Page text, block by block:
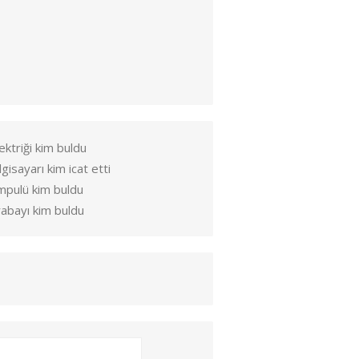
kim buldu
kim icat etti
kim buldu
kim buldu